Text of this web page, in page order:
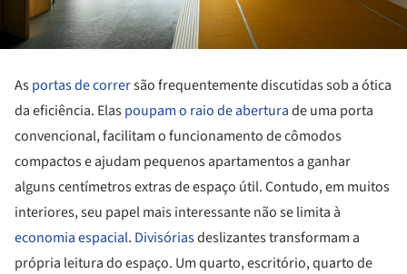
Asportas de corrersão frequentemente discutidas sob a ótica
da eficiência. Elaspoupam o raio de aberturade uma porta
convencional, facilitam o funcionamento de cômodos
compactos e ajudam pequenos apartamentos a ganhar
alguns centímetros extras de espaço útil. Contudo, em muitos
interiores, seu papel mais interessante não se limita à
economia espacial. Divisóriasdeslizantes transformam a
própria leitura do espaço. Um quarto, escritório, quarto de